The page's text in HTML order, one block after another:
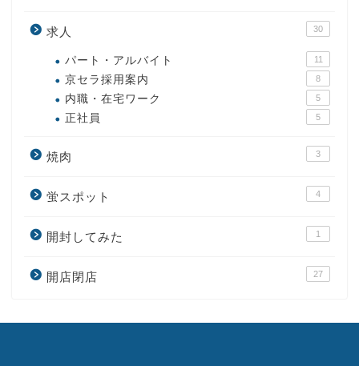
求人 30
パート・アルバイト 11
京セラ採用案内 8
内職・在宅ワーク 5
正社員 5
焼肉 3
蛍スポット 4
開封してみた 1
開店閉店 27